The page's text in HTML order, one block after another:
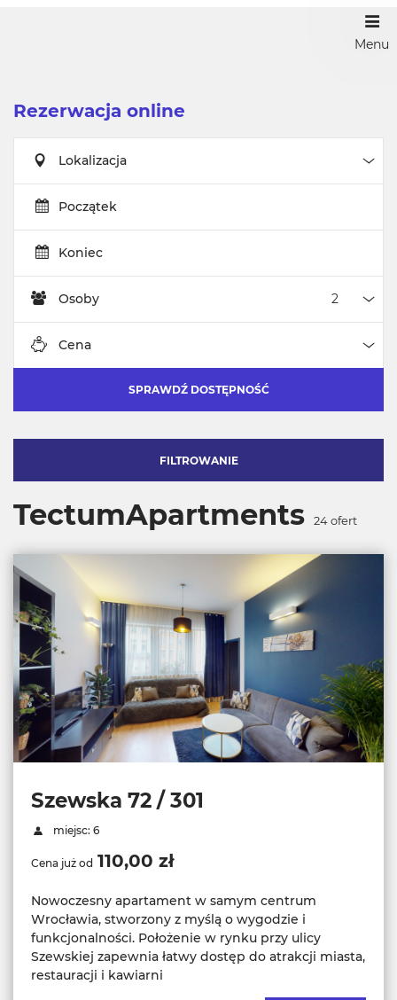
Menu
Rezerwacja online
Lokalizacja
Początek
Koniec
Osoby
Cena
SPRAWDŹ DOSTĘPNOŚĆ
FILTROWANIE
TectumApartments 24 ofert
Szewska 72 / 301
miejsc: 6
Cena już od 110,00 zł
Nowoczesny apartament w samym centrum
Wrocławia, stworzony z myślą o wygodzie i
funkcjonalności. Położenie w rynku przy ulicy
Szewskiej zapewnia łatwy dostęp do atrakcji miasta,
restauracji i kawiarni